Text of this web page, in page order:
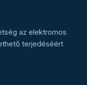
az elektromos
terjedéséért